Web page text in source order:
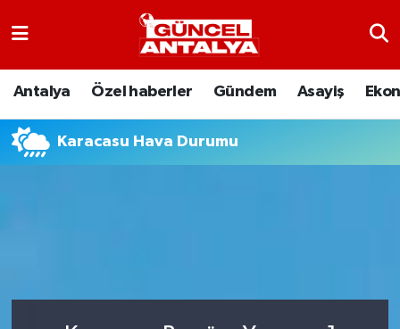
Antalya Özel haberler Gündem Asayiş
Karacasu Hava Durumu
Antalya
Nöbetçi Eczaneler